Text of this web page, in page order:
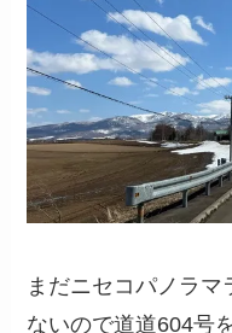
まだニセコパノラマ
ないので道道604号